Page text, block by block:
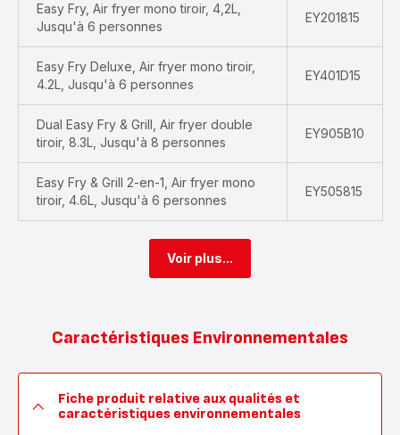
Easy Fry, Air fryer mono tiroir, 4,2L,
Jusqu'à 6 personnes
EY201815
Easy Fry Deluxe, Air fryer mono tiroir,
4.2L, Jusqu'à 6 personnes
EY401D15
Dual Easy Fry & Grill, Air fryer double
tiroir, 8.3L, Jusqu'à 8 personnes
EY905B10
Easy Fry & Grill 2-en-1, Air fryer mono
tiroir, 4.6L, Jusqu'à 6 personnes
EY505815
Voir plus...
Caractéristiques Environnementales
Fiche produit relative aux qualités et
caractéristiques environnementales